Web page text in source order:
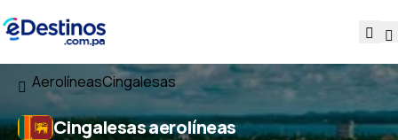
AerolíneasCingalesas
Cingalesas aerolíneas